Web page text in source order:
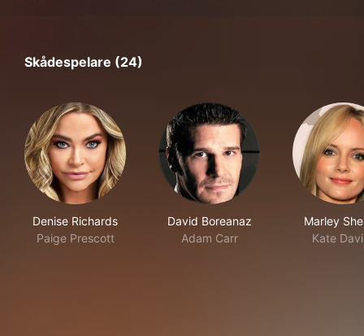
Skådespelare (24)
Denise Richards
Paige Prescott
David Boreanaz
Adam Carr
Marley
Kate